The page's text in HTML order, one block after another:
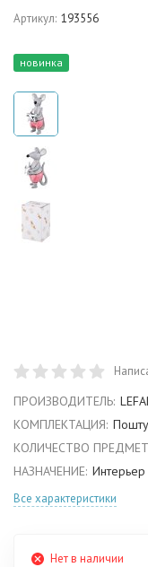
Артикул: 193556
новинка
ПРОИЗВОДИТЕЛЬ:
КОМПЛЕКТАЦИЯ:
КОЛИЧЕСТВО
НАЗНАЧЕНИЕ: Интерьер
Все характеристики
Нет в наличии